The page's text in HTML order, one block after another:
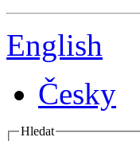
English
Česky
Hledat